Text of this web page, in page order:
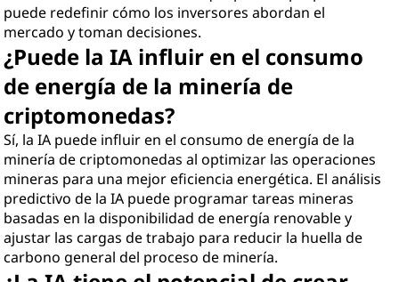
puede redefinir cómo los inversores abordan el
mercado y toman decisiones.
¿Puede la IA influir en el consumo
de energía de la minería de
criptomonedas?
Sí, la IA puede influir en el consumo de energía de la
minería de criptomonedas al optimizar las operaciones
mineras para una mejor eficiencia energética. El análisis
predictivo de la IA puede programar tareas mineras
basadas en la disponibilidad de energía renovable y
ajustar las cargas de trabajo para reducir la huella de
carbono general del proceso de minería.